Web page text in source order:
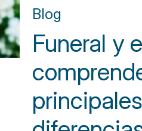
Blog
Funeral y
principales